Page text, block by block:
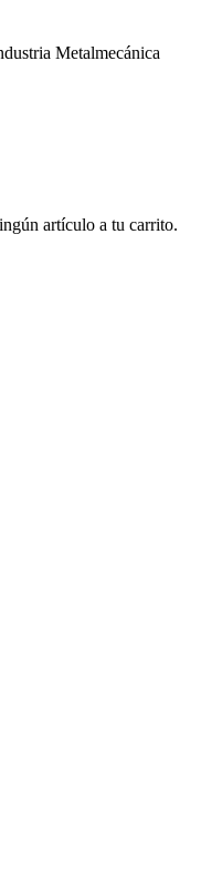
Metalmecánica
artículo a tu carrito.